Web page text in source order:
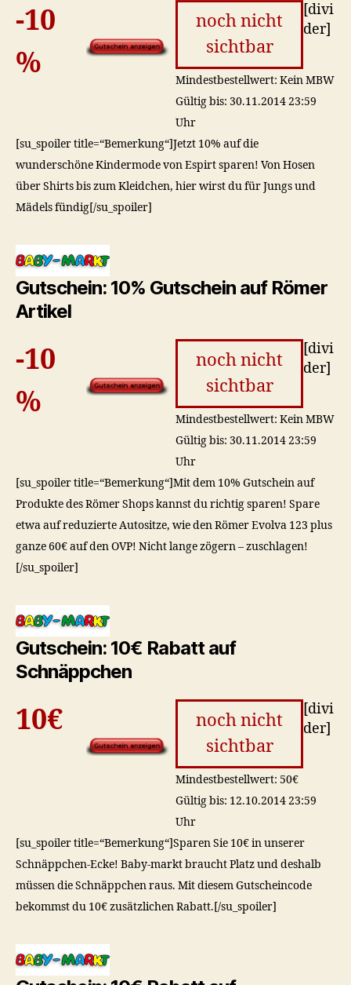
-10
%
noch nicht
sichtbar
Mindestbestellwert: Kein MBW
Gültig bis: 30.11.2014 23:59
Uhr
[su_spoiler title=“Bemerkung“]Jetzt 10% auf die
wunderschöne Kindermode von Espirt sparen! Von Hosen
über Shirts bis zum Kleidchen, hier wirst du für Jungs und
Mädels fündig[/su_spoiler]
[divi
der]
Gutschein: 10% Gutschein auf Römer
Artikel
-10
%
noch nicht
sichtbar
Mindestbestellwert: Kein MBW
Gültig bis: 30.11.2014 23:59
Uhr
[su_spoiler title=“Bemerkung“]Mit dem 10% Gutschein auf
Produkte des Römer Shops kannst du richtig sparen! Spare
etwa auf reduzierte Autositze, wie den Römer Evolva 123 plus
ganze 60€ auf den OVP! Nicht lange zögern – zuschlagen!
[/su_spoiler]
[divi
der]
Gutschein: 10€ Rabatt auf
Schnäppchen
10€
noch nicht
sichtbar
Mindestbestellwert: 50€
Gültig bis: 12.10.2014 23:59
Uhr
[su_spoiler title=“Bemerkung“]Sparen Sie 10€ in unserer
Schnäppchen-Ecke! Baby-markt braucht Platz und deshalb
müssen die Schnäppchen raus. Mit diesem Gutscheincode
bekommst du 10€ zusätzlichen Rabatt.[/su_spoiler]
[divi
der]